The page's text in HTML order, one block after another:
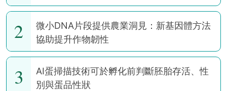
2
微小DNA片段提供農業洞見：新基因體方法
協助提升作物韌性
3
AI蛋掃描技術可於孵化前判斷胚胎存活、性
別與蛋品性狀